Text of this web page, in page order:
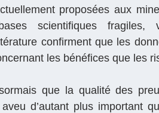
proposées aux
scientifiques fragiles,
confirment que les
les bénéfices que les
que la qualité des
d’autant plus important